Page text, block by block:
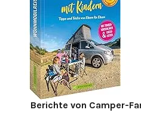
Berichte von Camper-